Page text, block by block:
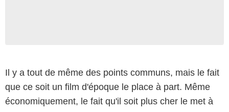
Il y a tout de même des points communs, mais le fait
que ce soit un film d'époque le place à part. Même
économiquement, le fait qu'il soit plus cher le met à